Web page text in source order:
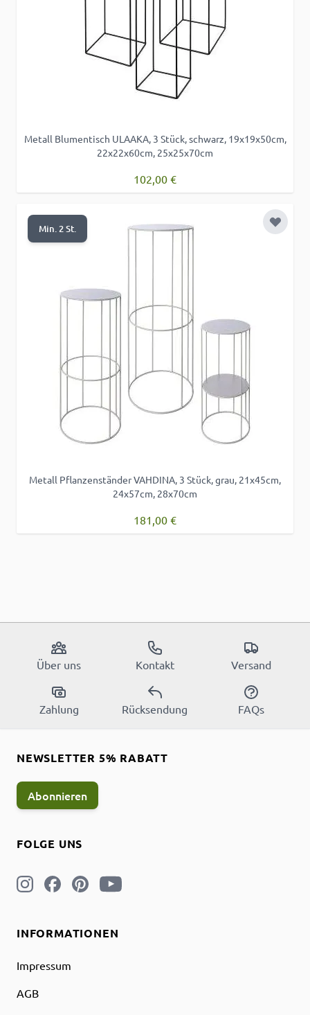
Metall Blumentisch ULAAKA, 3 Stück, schwarz, 19x19x50cm,
22x22x60cm, 25x25x70cm
102,00 €
Min. 2 St. Zur
Metall Pflanzenständer VAHDINA, 3 Stück, grau, 21x45cm,
24x57cm, 28x70cm
181,00 €
Über uns Kontakt Versand
Zahlung Rücksendung FAQs
INFORMATIONEN
Impressum
AGB
FOLGE UNS
NEWSLETTER 5% RABATT
Abonnieren